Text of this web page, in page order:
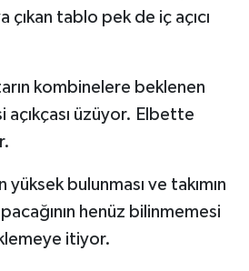
çıkan tablo pek de iç açıcı
kombinelere beklenen
üzüyor. Elbette
yüksek bulunması ve takımın
henüz bilinmemesi
itiyor.